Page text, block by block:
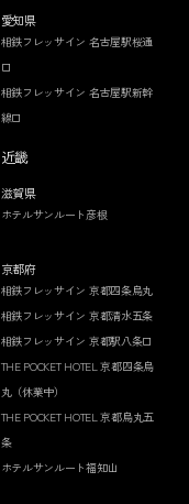
愛知県
相鉄フレッサイン 名古屋駅桜通
口
相鉄フレッサイン 名古屋駅新幹
線口
近畿
滋賀県
ホテルサンルート彦根
京都府
相鉄フレッサイン 京都四条烏丸
相鉄フレッサイン 京都清水五条
相鉄フレッサイン 京都駅八条口
THE POCKET HOTEL 京都四条烏
丸（休業中）
THE POCKET HOTEL 京都烏丸五
条
ホテルサンルート福知山